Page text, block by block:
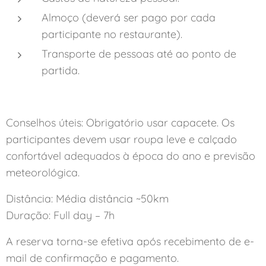
Almoço (deverá ser pago por cada
participante no restaurante).
Transporte de pessoas até ao ponto de
partida.
Conselhos úteis: Obrigatório usar capacete. Os
participantes devem usar roupa leve e calçado
confortável adequados à época do ano e previsão
meteorológica.
Distância: Média distância ~50km
Duração: Full day – 7h
A reserva torna-se efetiva após recebimento de e-
mail de confirmação e pagamento.